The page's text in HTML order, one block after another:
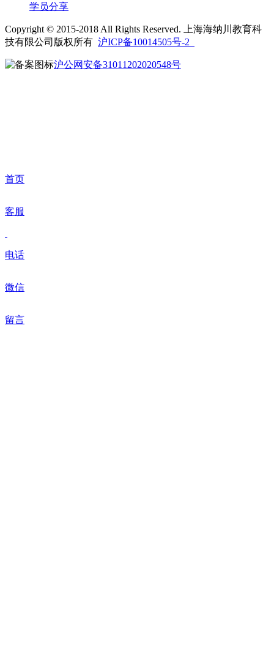
学员分享
Copyright © 2015-2018 All Rights Reserved. 上海海纳川教育科
技有限公司版权所有 沪ICP备10014505号-2
沪公网安备31011202020548号
首页
客服
电话
微信
留言